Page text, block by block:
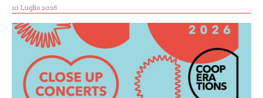
10 Luglio 2026